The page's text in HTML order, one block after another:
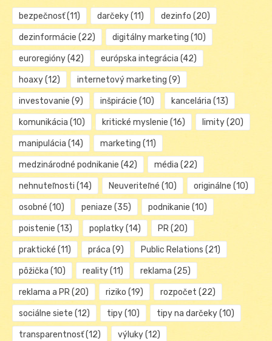
bezpečnosť(11) darčeky(11) dezinfo (20)
dezinformácie (22) digitálny marketing (10)
euroregióny(42) európska integrácia (42)
hoaxy(12) internetový marketing (9)
investovanie (9) inšpirácie (10) kancelária (13)
komunikácia (10) kritické myslenie (16) limity(20)
manipulácia (14) marketing (11)
medzinárodné podnikanie (42) média (22)
nehnuteľnosti (14) Neuveriteľné (10) originálne (10)
osobné (10) peniaze (35) podnikanie (10)
poistenie (13) poplatky(14) PR(20)
praktické (11) práca (9) Public Relations (21)
pôžička (10) reality(11) reklama (25)
reklama a PR(20) riziko (19) rozpočet (22)
sociálne siete (12) tipy(10) tipy na darčeky(10)
transparentnosť(12) výluky(12)